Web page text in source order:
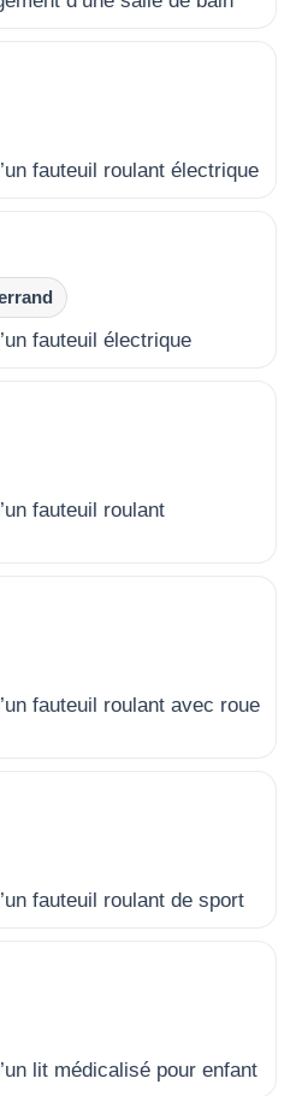
fauteuil roulant électrique
fauteuil électrique
fauteuil roulant
fauteuil roulant avec roue
fauteuil roulant de sport
lit médicalisé pour enfant